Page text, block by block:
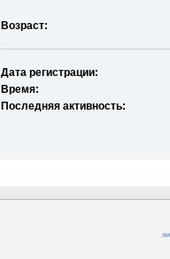
Возраст:
Дата регистрации:
Время:
Последняя активность: